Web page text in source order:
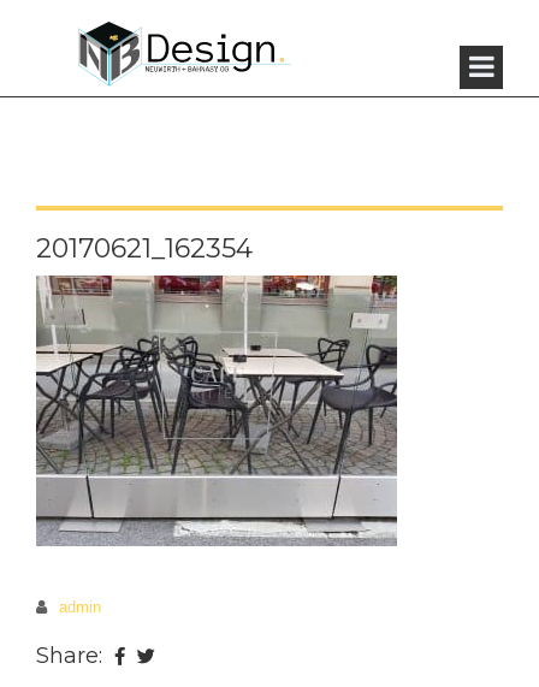
20170621_162354
admin
Share: